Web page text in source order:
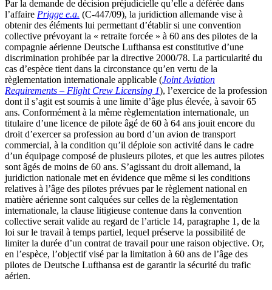
Par la demande de décision préjudicielle qu’elle a déférée dans
l’affaire Prigge e.a. (C-447/09), la juridiction allemande vise à
obtenir des éléments lui permettant d’établir si une convention
collective prévoyant la « retraite forcée » à 60 ans des pilotes de la
compagnie aérienne Deutsche Lufthansa est constitutive d’une
discrimination prohibée par la directive 2000/78. La particularité du
cas d’espèce tient dans la circonstance qu’en vertu de la
règlementation internationale applicable (Joint Aviation
Requirements – Flight Crew Licensing 1), l’exercice de la profession
dont il s’agit est soumis à une limite d’âge plus élevée, à savoir 65
ans. Conformément à la même règlementation internationale, un
titulaire d’une licence de pilote âgé de 60 à 64 ans jouit encore du
droit d’exercer sa profession au bord d’un avion de transport
commercial, à la condition qu’il déploie son activité dans le cadre
d’un équipage composé de plusieurs pilotes, et que les autres pilotes
sont âgés de moins de 60 ans. S’agissant du droit allemand, la
juridiction nationale met en évidence que même si les conditions
relatives à l’âge des pilotes prévues par le règlement national en
matière aérienne sont calquées sur celles de la règlementation
internationale, la clause litigieuse contenue dans la convention
collective serait valide au regard de l’article 14, paragraphe 1, de la
loi sur le travail à temps partiel, lequel préserve la possibilité de
limiter la durée d’un contrat de travail pour une raison objective. Or,
en l’espèce, l’objectif visé par la limitation à 60 ans de l’âge des
pilotes de Deutsche Lufthansa est de garantir la sécurité du trafic
aérien.